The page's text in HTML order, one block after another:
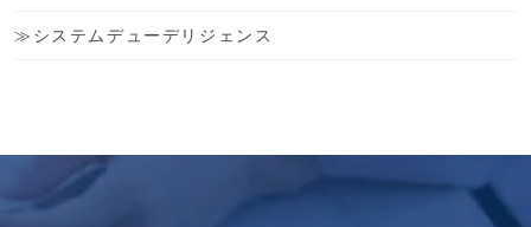
システムデューデリジェンス